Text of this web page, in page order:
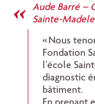
« Nous
Fondation
l’école
diagnostic
bâtiment.
Aude Barré –
Sainte-